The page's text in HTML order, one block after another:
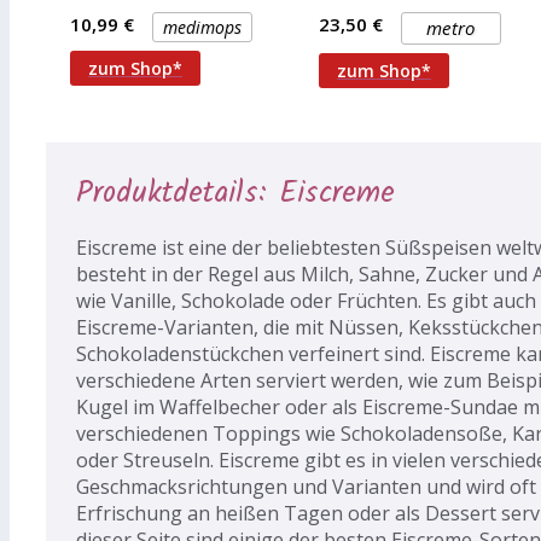
numberOfPages : 224,
medimops
10,99 €
zum Shop*
Geeignet für den Einsatz
in Eistheken und
Tiefkühlschränken
metro
23,50 €
zum Shop*
Produktdetails: Eiscreme
Eiscreme ist eine der beliebtesten Süßspeisen
besteht in der Regel aus Milch, Sahne, Zucker und
wie Vanille, Schokolade oder Früchten. Es gibt auch
Eiscreme-Varianten, die mit Nüssen,
Schokoladenstückchen verfeinert sind. Eiscreme
verschiedene Arten serviert werden, wie zum
Kugel im Waffelbecher oder als Eiscreme-Sundae
verschiedenen Toppings wie Schokoladensoße,
oder Streuseln. Eiscreme gibt es in vielen
Geschmacksrichtungen und Varianten und wird oft
Erfrischung an heißen Tagen oder als Dessert